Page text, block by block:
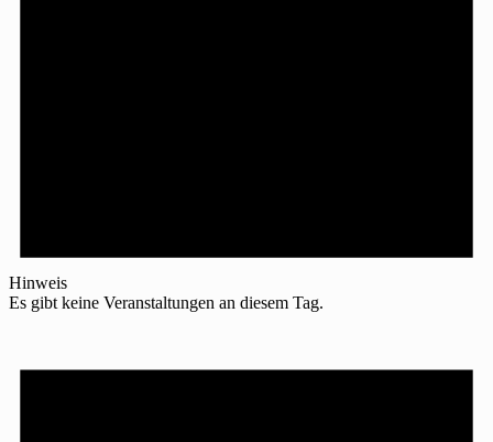
Hinweis
Es gibt keine Veranstaltungen an diesem Tag.